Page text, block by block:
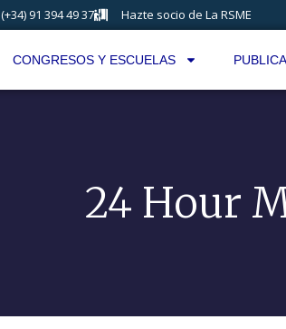
(+34) 91 394 49 37 Hazte socio de La RSME
CONGRESOS Y ESCUELAS
24 Hour